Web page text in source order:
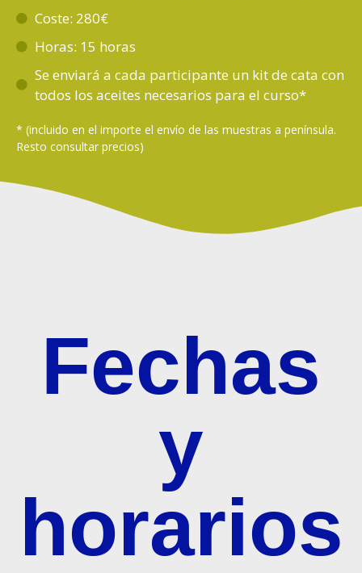
Coste: 280€
Horas: 15 horas
Se enviará a cada participante un kit de cata con
todos los aceites necesarios para el curso*
* (incluido en el importe el envío de las muestras a península.
Resto consultar precios)
Fechas
y
horarios